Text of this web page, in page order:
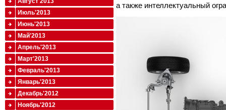
а также интеллектуальный
Июль'2013
Июнь'2013
Май'2013
Апрель'2013
Март'2013
Февраль'2013
Январь'2013
Декабрь'2012
Ноябрь'2012